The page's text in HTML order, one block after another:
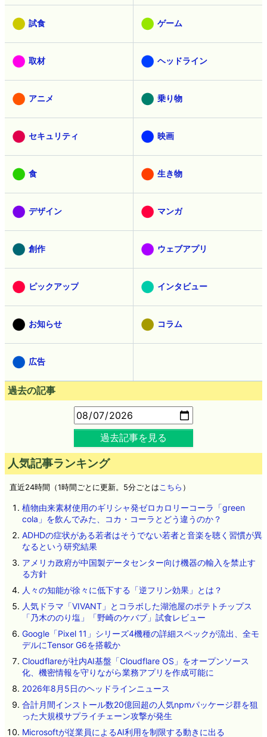
試食 ゲーム
取材 ヘッドライン
アニメ 乗り物
セキュリティ 映画
食 生き物
デザイン マンガ
創作 ウェブアプリ
ピックアップ インタビュー
お知らせ コラム
広告
過去の記事
過去記事を見る
人気記事ランキング
直近24時間（1時間ごとに更新。5分ごとはこちら ）
植物由来素材使用のギリシャ発ゼロカロリーコーラ「green
cola」を飲んでみた、コカ・コーラとどう違うのか？
ADHDの症状がある若者はそうでない若者と音楽を聴く習慣が異
なるという研究結果
アメリカ政府が中国製データセンター向け機器の輸入を禁止す
る方針
人々の知能が徐々に低下する「逆フリン効果」とは？
人気ドラマ「VIVANT」とコラボした湖池屋のポテトチップス
「乃木ののり塩」「野崎のケバブ」試食レビュー
Google「Pixel 11」シリーズ4機種の詳細スペックが流出、全モ
デルにTensor G6を搭載か
Cloudflareが社内AI基盤「Cloudflare OS」をオープンソース
化、機密情報を守りながら業務アプリを作成可能に
2026年8月5日のヘッドラインニュース
合計月間インストール数20億回超の人気npmパッケージ群を狙
った大規模サプライチェーン攻撃が発生
Microsoftが従業員によるAI利用を制限する動きに出る